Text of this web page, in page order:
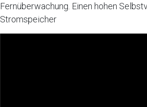
Fernüberwachung. Einen hohen
Stromspeicher